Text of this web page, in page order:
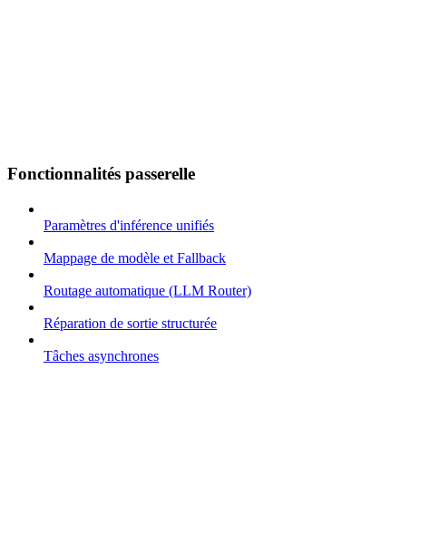
Fonctionnalités passerelle
Paramètres d'inférence unifiés
Mappage de modèle et Fallback
Routage automatique (LLM Router)
Réparation de sortie structurée
Tâches asynchrones